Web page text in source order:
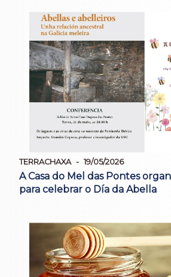
TERRACHAXA 19/05/2026
A Casa do Mel das Pontes
para celebrar o Día da Abella